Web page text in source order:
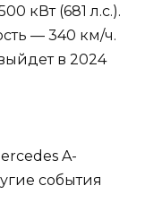
кВт (681 л.с.).
— 340 км/ч.
в 2024